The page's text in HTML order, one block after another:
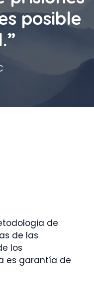
posible
de
de las
los
es garantía de